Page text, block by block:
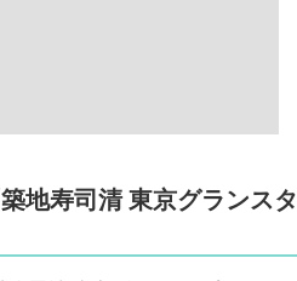
地寿司清 東京グランスタ